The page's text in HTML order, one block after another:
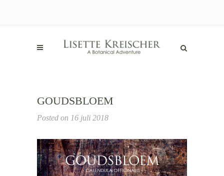
GOUDSBLOEM
Posted on 16 juli 2018